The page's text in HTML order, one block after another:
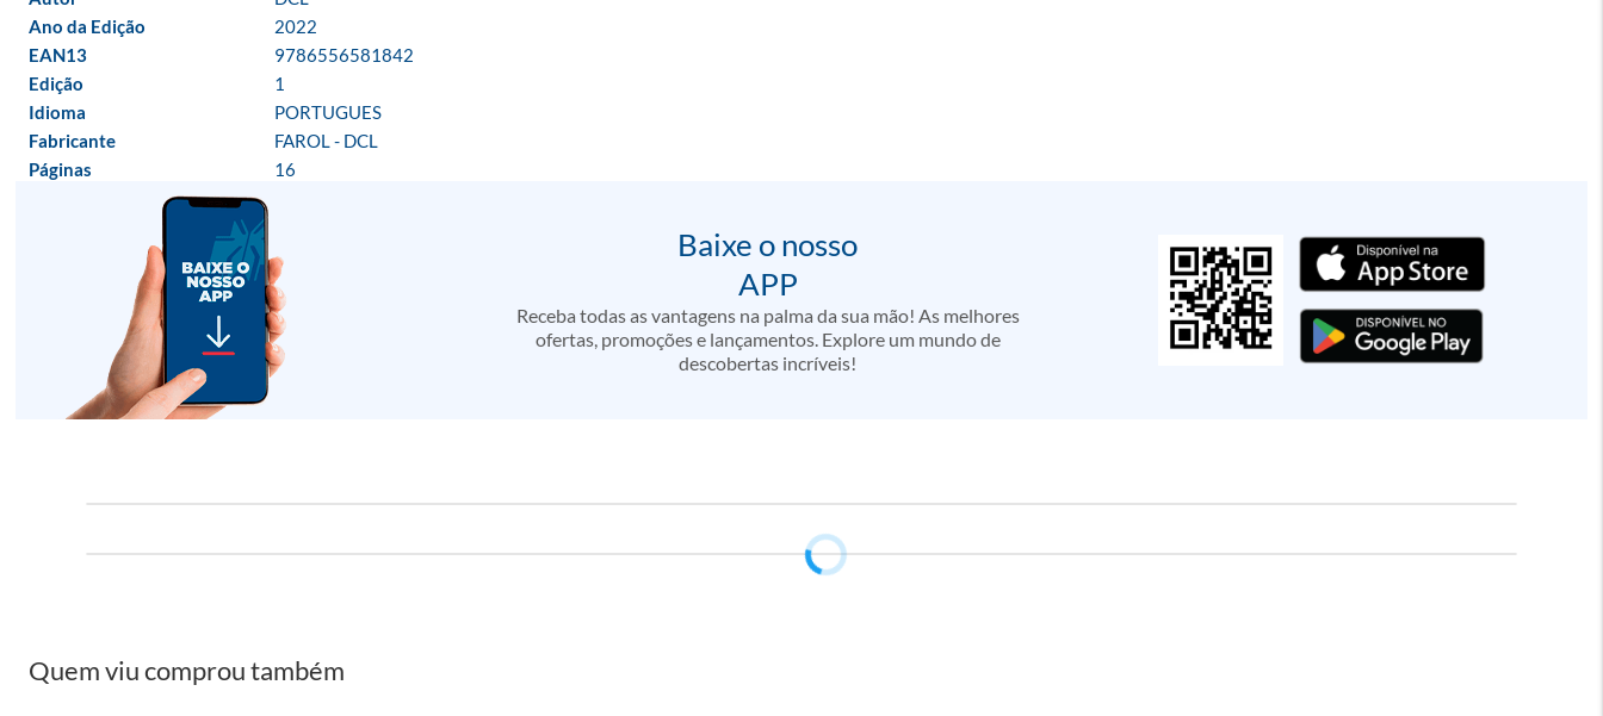
Ano da Edição
2022
EAN13
9786556581842
Edição
1
Idioma
PORTUGUES
Fabricante
FAROL - DCL
Páginas
16
Baixe o nosso
APP
Receba todas as vantagens na palma da sua mão! As melhores
ofertas, promoções e lançamentos. Explore um mundo de
descobertas incríveis!
Quem viu comprou também